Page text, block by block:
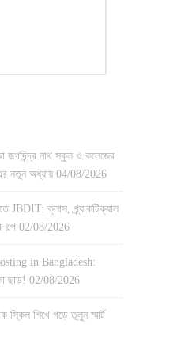
জগদিন্দ্র নাথ স্কুল ও কলেজের
নতুন অধ্যায় 04/08/2026
JBDIT: ক্লাস, প্র্যাকটিক্যাল
গল্প 02/08/2026
in Bangladesh:
ছাড়! 02/08/2026
স্কিল শিখে গড়ে তুলুন স্মার্ট